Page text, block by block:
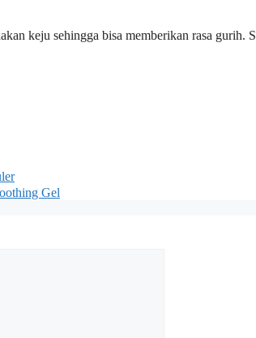
keju sehingga bisa memberikan rasa gurih.
Gel